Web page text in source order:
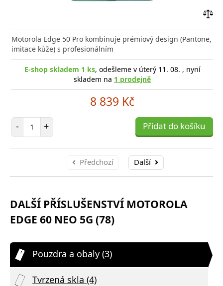
Motorola Edge 50 Pro kombinuje prémiový design (Pantone,
imitace kůže) s profesionálním
E-shop skladem 1 ks, odešleme v úterý 11. 08. , nyní
skladem na 1 prodejně
8 839 Kč
- Počet položek
+ Přidat do košíku
Předchozí Další
DALŠÍ PŘÍSLUŠENSTVÍ MOTOROLA
EDGE 60 NEO 5G (78)
Pouzdra a obaly (3)
Tvrzená skla (4)